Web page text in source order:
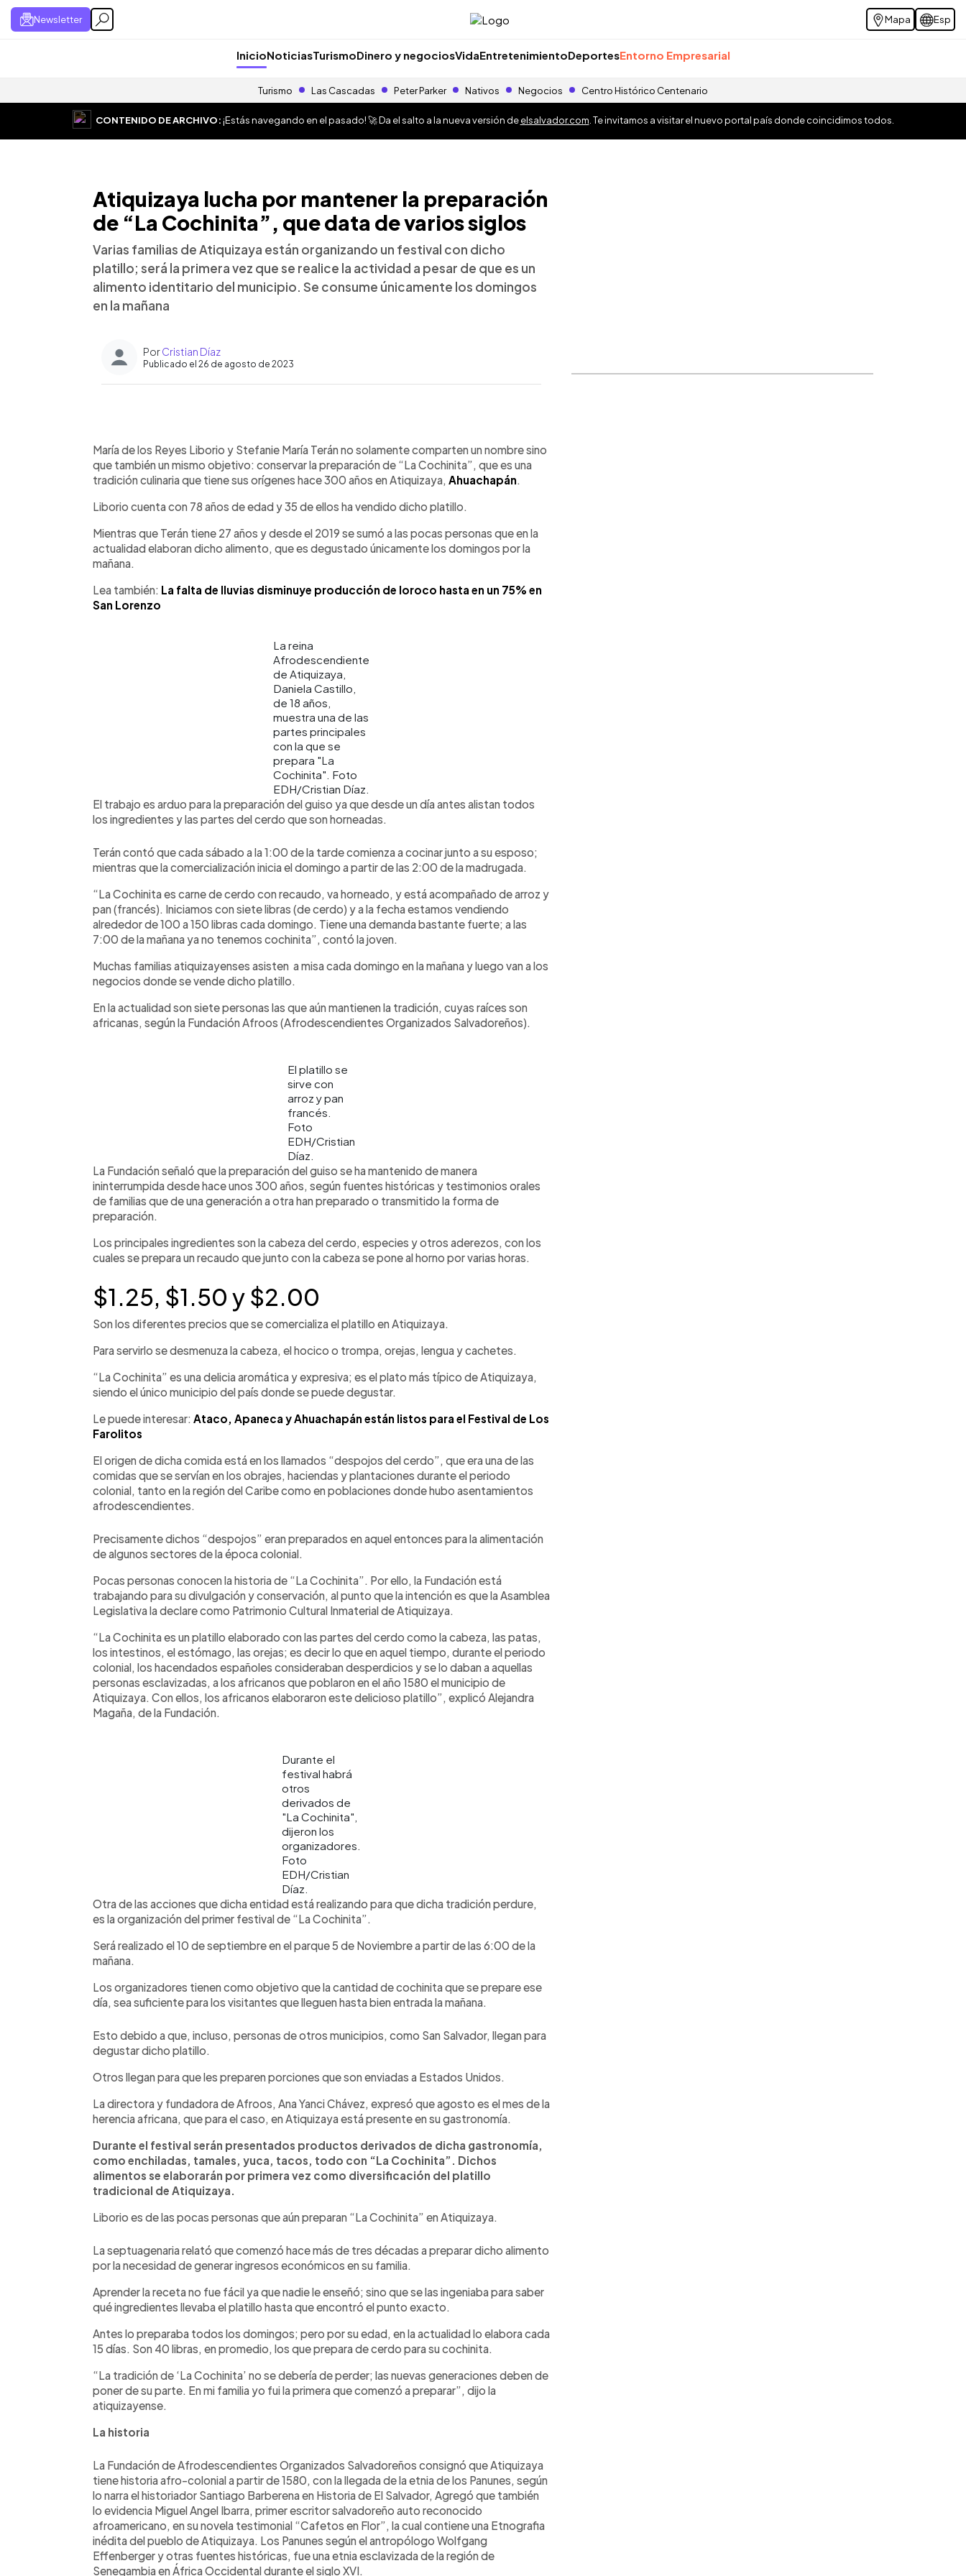
Newsletter Mapa Esp
InicioNoticiasTurismoDinero y negociosVidaEntretenimientoDeportesEntorno Empresarial
Turismo Las Cascadas Peter Parker Nativos Negocios Centro Histórico Centenario
CONTENIDO DE ARCHIVO:¡Estás navegando en el pasado! 🚀 Da el salto a la nueva versión deelsalvador.com . Te invitamos a visitar el nuevo portal país donde coincidimos todos.
Atiquizaya lucha por mantener la preparación
de “La Cochinita”, que data de varios siglos
Varias familias de Atiquizaya están organizando un festival con dicho
platillo; será la primera vez que se realice la actividad a pesar de que es un
alimento identitario del municipio. Se consume únicamente los domingos
en la mañana
PorCristian Díaz
Publicado el 26 de agosto de 2023
► Escuchar artículo
María de los Reyes Liborio y Stefanie María Terán no solamente comparten un nombre sino
que también un mismo objetivo: conservar la preparación de “La Cochinita”, que es una
tradición culinaria que tiene sus orígenes hace 300 años en Atiquizaya, Ahuachapán.
Liborio cuenta con 78 años de edad y 35 de ellos ha vendido dicho platillo.
Mientras que Terán tiene 27 años y desde el 2019 se sumó a las pocas personas que en la
actualidad elaboran dicho alimento, que es degustado únicamente los domingos por la
mañana.
Lea también: La falta de lluvias disminuye producción de loroco hasta en un 75% en
San Lorenzo
La reina
Afrodescendiente
de Atiquizaya,
Daniela Castillo,
de 18 años,
muestra una de las
partes principales
con la que se
prepara "La
Cochinita". Foto
EDH/Cristian Díaz.
El trabajo es arduo para la preparación del guiso ya que desde un día antes alistan todos
los ingredientes y las partes del cerdo que son horneadas.
Terán contó que cada sábado a la 1:00 de la tarde comienza a cocinar junto a su esposo;
mientras que la comercialización inicia el domingo a partir de las 2:00 de la madrugada.
“La Cochinita es carne de cerdo con recaudo, va horneado, y está acompañado de arroz y
pan (francés). Iniciamos con siete libras (de cerdo) y a la fecha estamos vendiendo
alrededor de 100 a 150 libras cada domingo. Tiene una demanda bastante fuerte; a las
7:00 de la mañana ya no tenemos cochinita”, contó la joven.
Muchas familias atiquizayenses asisten a misa cada domingo en la mañana y luego van a los
negocios donde se vende dicho platillo.
En la actualidad son siete personas las que aún mantienen la tradición, cuyas raíces son
africanas, según la Fundación Afroos (Afrodescendientes Organizados Salvadoreños).
El platillo se
sirve con
arroz y pan
francés.
Foto
EDH/Cristian
Díaz.
La Fundación señaló que la preparación del guiso se ha mantenido de manera
ininterrumpida desde hace unos 300 años, según fuentes históricas y testimonios orales
de familias que de una generación a otra han preparado o transmitido la forma de
preparación.
Los principales ingredientes son la cabeza del cerdo, especies y otros aderezos, con los
cuales se prepara un recaudo que junto con la cabeza se pone al horno por varias horas.
$1.25, $1.50 y $2.00
Son los diferentes precios que se comercializa el platillo en Atiquizaya.
Para servirlo se desmenuza la cabeza, el hocico o trompa, orejas, lengua y cachetes.
“La Cochinita” es una delicia aromática y expresiva; es el plato más típico de Atiquizaya,
siendo el único municipio del país donde se puede degustar.
Le puede interesar: Ataco, Apaneca y Ahuachapán están listos para el Festival de Los
Farolitos
El origen de dicha comida está en los llamados “despojos del cerdo”, que era una de las
comidas que se servían en los obrajes, haciendas y plantaciones durante el periodo
colonial, tanto en la región del Caribe como en poblaciones donde hubo asentamientos
afrodescendientes.
Precisamente dichos “despojos” eran preparados en aquel entonces para la alimentación
de algunos sectores de la época colonial.
Pocas personas conocen la historia de “La Cochinita”. Por ello, la Fundación está
trabajando para su divulgación y conservación, al punto que la intención es que la Asamblea
Legislativa la declare como Patrimonio Cultural Inmaterial de Atiquizaya.
“La Cochinita es un platillo elaborado con las partes del cerdo como la cabeza, las patas,
los intestinos, el estómago, las orejas; es decir lo que en aquel tiempo, durante el periodo
colonial, los hacendados españoles consideraban desperdicios y se lo daban a aquellas
personas esclavizadas, a los africanos que poblaron en el año 1580 el municipio de
Atiquizaya. Con ellos, los africanos elaboraron este delicioso platillo”, explicó Alejandra
Magaña, de la Fundación.
Durante el
festival habrá
otros
derivados de
"La Cochinita",
dijeron los
organizadores.
Foto
EDH/Cristian
Díaz.
Otra de las acciones que dicha entidad está realizando para que dicha tradición perdure,
es la organización del primer festival de “La Cochinita”.
Será realizado el 10 de septiembre en el parque 5 de Noviembre a partir de las 6:00 de la
mañana.
Los organizadores tienen como objetivo que la cantidad de cochinita que se prepare ese
día, sea suficiente para los visitantes que lleguen hasta bien entrada la mañana.
Esto debido a que, incluso, personas de otros municipios, como San Salvador, llegan para
degustar dicho platillo.
Otros llegan para que les preparen porciones que son enviadas a Estados Unidos.
La directora y fundadora de Afroos, Ana Yanci Chávez, expresó que agosto es el mes de la
herencia africana, que para el caso, en Atiquizaya está presente en su gastronomía.
Durante el festival serán presentados productos derivados de dicha gastronomía,
como enchiladas, tamales, yuca, tacos, todo con “La Cochinita”. Dichos
alimentos se elaborarán por primera vez como diversificación del platillo
tradicional de Atiquizaya.
Liborio es de las pocas personas que aún preparan “La Cochinita” en Atiquizaya.
La septuagenaria relató que comenzó hace más de tres décadas a preparar dicho alimento
por la necesidad de generar ingresos económicos en su familia.
Aprender la receta no fue fácil ya que nadie le enseñó; sino que se las ingeniaba para saber
qué ingredientes llevaba el platillo hasta que encontró el punto exacto.
Antes lo preparaba todos los domingos; pero por su edad, en la actualidad lo elabora cada
15 días. Son 40 libras, en promedio, los que prepara de cerdo para su cochinita.
“La tradición de ‘La Cochinita’ no se debería de perder; las nuevas generaciones deben de
poner de su parte. En mi familia yo fui la primera que comenzó a preparar”, dijo la
atiquizayense.
La historia
La Fundación de Afrodescendientes Organizados Salvadoreños consignó que Atiquizaya
tiene historia afro-colonial a partir de 1580, con la llegada de la etnia de los Panunes, según
lo narra el historiador Santiago Barberena en Historia de El Salvador, Agregó que también
lo evidencia Miguel Angel Ibarra, primer escritor salvadoreño auto reconocido
afroamericano, en su novela testimonial “Cafetos en Flor”, la cual contiene una Etnografia
inédita del pueblo de Atiquizaya. Los Panunes según el antropólogo Wolfgang
Effenberger y otras fuentes históricas, fue una etnia esclavizada de la región de
Senegambia en África Occidental durante el siglo XVI.